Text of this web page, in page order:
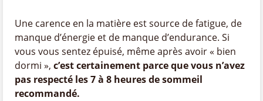
Une carence en la matière est source de fatigue, de
manque d’énergie et de manque d’endurance. Si
vous vous sentez épuisé, même après avoir « bien
dormi », c’est certainement parce que vous n’avez
pas respecté les 7 à 8 heures de sommeil
recommandé.